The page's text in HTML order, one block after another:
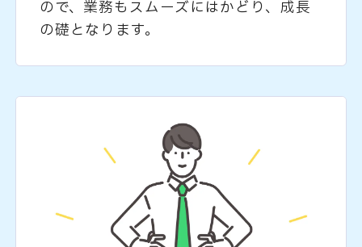
ので、業務もスムーズにはかどり、成長
の礎となります。